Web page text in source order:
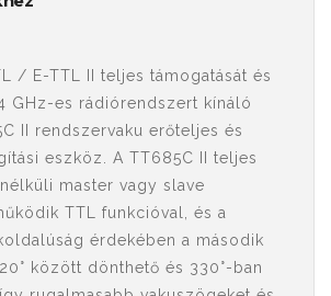
/ E-TTL II teljes támogatását és
GHz-es rádiórendszert kínáló
II rendszervaku erőteljes és
eszköz. A TT685C II teljes
master vagy slave
TTL funkcióval, és a
érdekében a második
között dönthető és 330°-ban